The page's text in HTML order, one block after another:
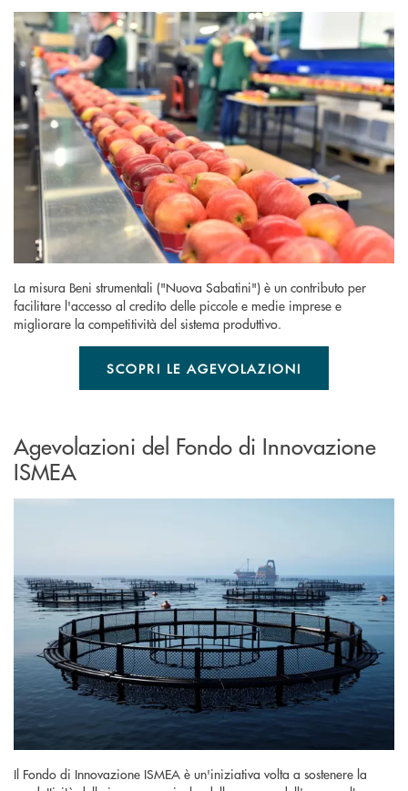
La misura Beni strumentali ("Nuova Sabatini") è un contributo per
facilitare l'accesso al credito delle piccole e medie imprese e
migliorare la competitività del sistema produttivo.
SCOPRI LE AGEVOLAZIONI
Agevolazioni del Fondo di Innovazione
ISMEA
Il Fondo di Innovazione ISMEA è un'iniziativa volta a sostenere la